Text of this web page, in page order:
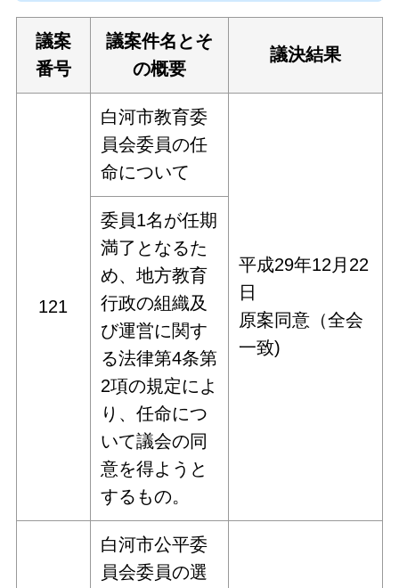
議案
番号
議案件名とそ
の概要
議決結果
121
白河市教育委
員会委員の任
命について
平成29年12月22
日
原案同意（全会
一致)
委員1名が任期
満了となるた
め、地方教育
行政の組織及
び運営に関す
る法律第4条第
2項の規定によ
り、任命につ
いて議会の同
意を得ようと
するもの。
白河市公平委
員会委員の選